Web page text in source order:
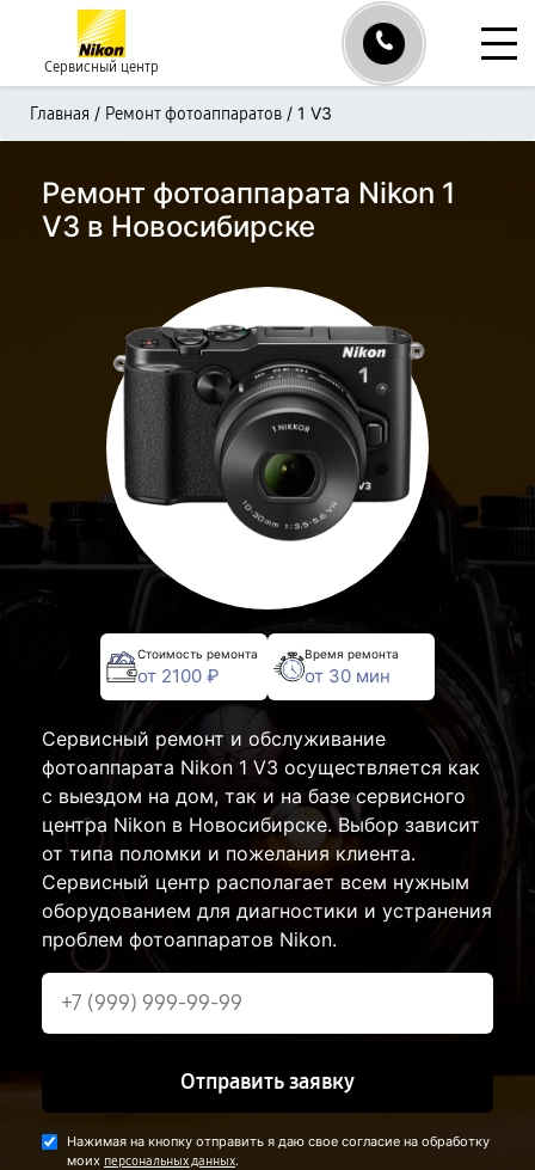
Сервисный центр
Главная / Ремонт фотоаппаратов / 1 V3
Ремонт фотоаппарата Nikon 1
V3 в Новосибирске
Стоимость ремонта
от 2100 ₽
Время ремонта
от 30 мин
Сервисный ремонт и обслуживание
фотоаппарата Nikon 1 V3 осуществляется как
с выездом на дом, так и на базе сервисного
центра Nikon в Новосибирске. Выбор зависит
от типа поломки и пожелания клиента.
Сервисный центр располагает всем нужным
оборудованием для диагностики и устранения
проблем фотоаппаратов Nikon.
Отправить заявку
Нажимая на кнопку отправить я даю свое согласие на обработку
моих персональных данных.